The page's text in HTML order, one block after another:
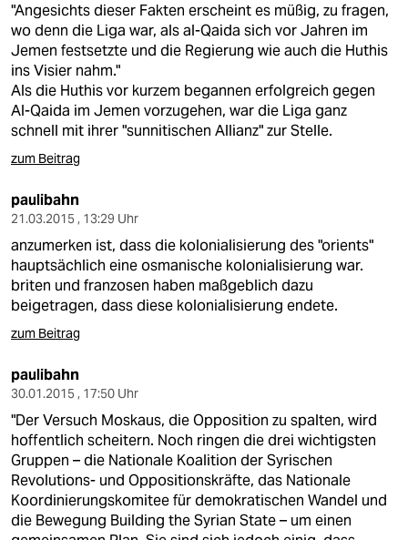
"Angesichts dieser Fakten erscheint es müßig, zu fragen,
wo denn die Liga war, als al-Qaida sich vor Jahren im
Jemen festsetzte und die Regierung wie auch die Huthis
ins Visier nahm."
Als die Huthis vor kurzem begannen erfolgreich gegen
Al-Qaida im Jemen vorzugehen, war die Liga ganz
schnell mit ihrer "sunnitischen Allianz" zur Stelle.
zum Beitrag
paulibahn
21.03.2015 , 13:29 Uhr
anzumerken ist, dass die kolonialisierung des "orients"
hauptsächlich eine osmanische kolonialisierung war.
briten und franzosen haben maßgeblich dazu
beigetragen, dass diese kolonialisierung endete.
zum Beitrag
paulibahn
30.01.2015 , 17:50 Uhr
"Der Versuch Moskaus, die Opposition zu spalten, wird
hoffentlich scheitern. Noch ringen die drei wichtigsten
Gruppen – die Nationale Koalition der Syrischen
Revolutions- und Oppositionskräfte, das Nationale
Koordinierungskomitee für demokratischen Wandel und
die Bewegung Building the Syrian State – um einen